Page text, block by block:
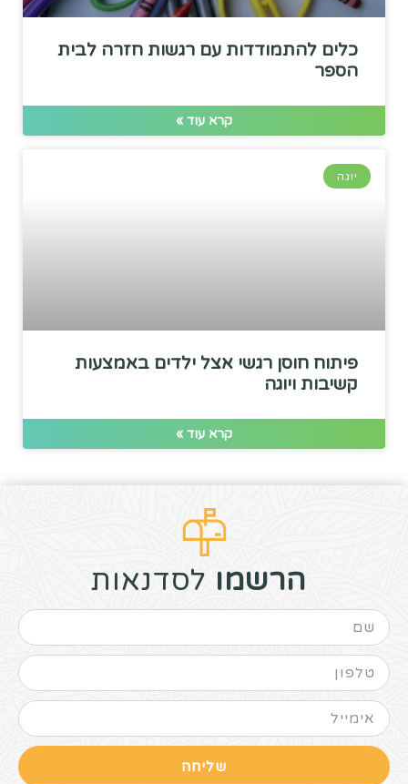
כלים להתמודדות עם רגשות חזרה לבית
הספר
קרא עוד »
יוגה
פיתוח חוסן רגשי אצל ילדים באמצעות
קשיבות ויוגה
קרא עוד »
הרשמו לסדנאות
שליחה